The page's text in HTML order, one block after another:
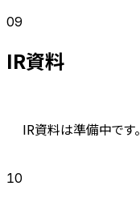
09
IR資料
IR資料は準備中です。
10